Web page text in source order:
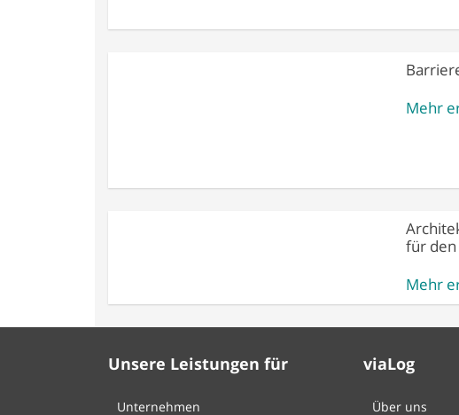
Mehr
für den
Mehr
Unsere Leistungen für
Unternehmen
viaLog
Über uns